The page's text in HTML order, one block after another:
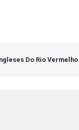
Do Rio